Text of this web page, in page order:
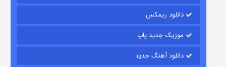
قسمتدانلود ریمکس
موزیک جدید پاپ
دانلود آهنگ جدید